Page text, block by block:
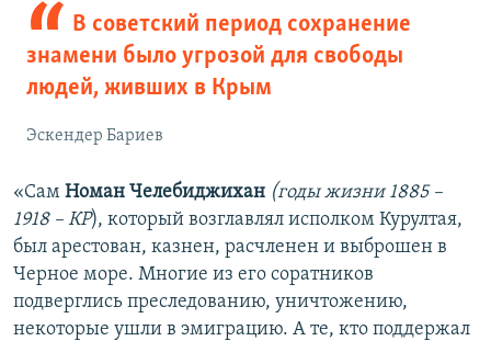
В советский период сохранение
знамени было угрозой для свободы
людей, живших в Крым
Эскендер Бариев
«Сам Номан Челебиджихан (годы жизни 1885 –
1918 – КР), который возглавлял исполком Курултая,
был арестован, казнен, расчленен и выброшен в
Черное море. Многие из его соратников
подверглись преследованию, уничтожению,
некоторые ушли в эмиграцию. А те, кто поддержал